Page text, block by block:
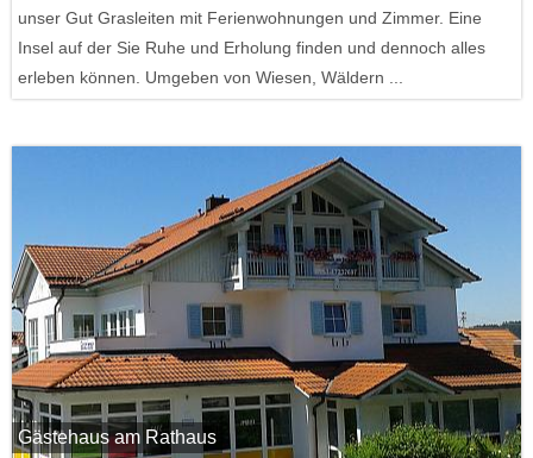
unser Gut Grasleiten mit Ferienwohnungen und Zimmer. Eine
Insel auf der Sie Ruhe und Erholung finden und dennoch alles
erleben können. Umgeben von Wiesen, Wäldern ...
Gästehaus am Rathaus